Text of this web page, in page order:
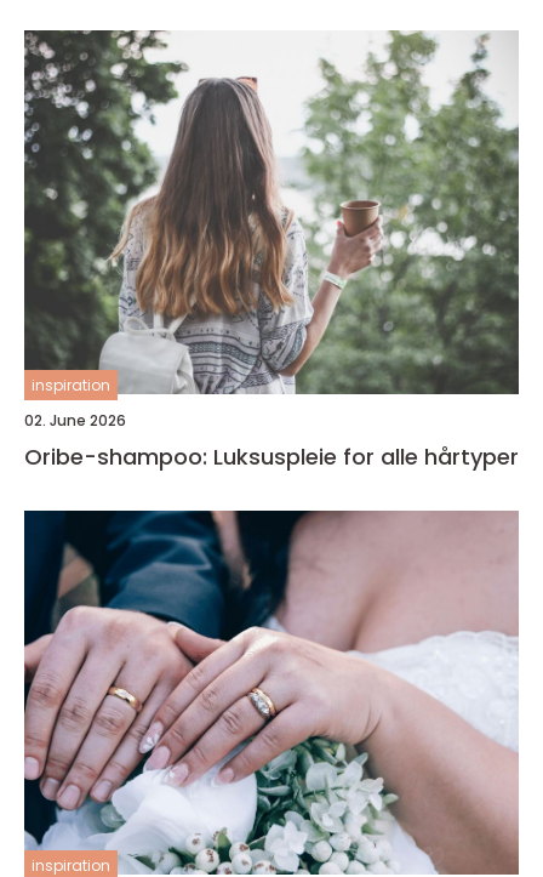
inspiration
02. June 2026
Oribe-shampoo: Luksuspleie for alle hårtyper
inspiration